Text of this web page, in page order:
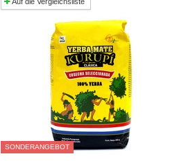
SONDERANGEBOT